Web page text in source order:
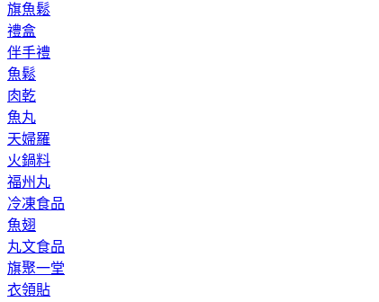
旗魚鬆
禮盒
伴手禮
魚鬆
肉乾
魚丸
天婦羅
火鍋料
福州丸
冷凍食品
魚翅
丸文食品
旗聚一堂
衣領貼